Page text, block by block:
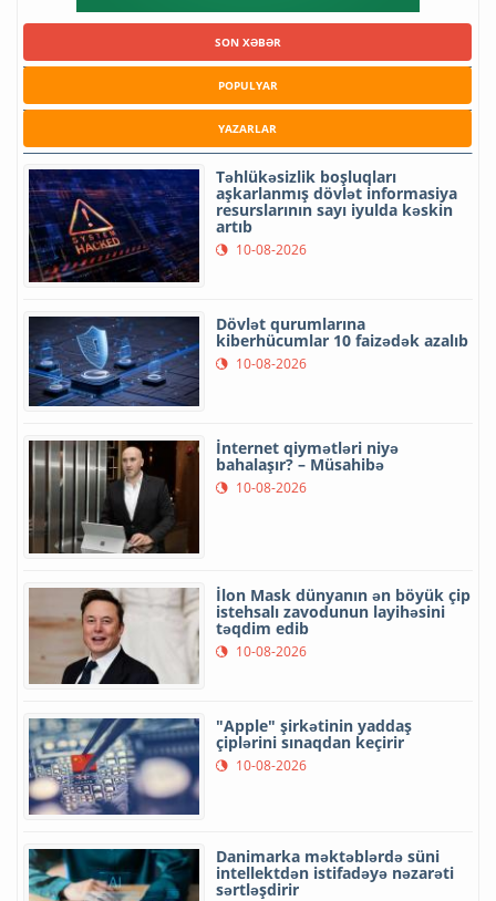
SON XƏBƏR
POPULYAR
YAZARLAR
Təhlükəsizlik boşluqları
aşkarlanmış dövlət informasiya
resurslarının sayı iyulda kəskin
artıb
10-08-2026
Dövlət qurumlarına
kiberhücumlar 10 faizədək azalıb
10-08-2026
İnternet qiymətləri niyə
bahalaşır? – Müsahibə
10-08-2026
İlon Mask dünyanın ən böyük çip
istehsalı zavodunun layihəsini
təqdim edib
10-08-2026
"Apple" şirkətinin yaddaş
çiplərini sınaqdan keçirir
10-08-2026
Danimarka məktəblərdə süni
intellektdən istifadəyə nəzarəti
sərtləşdirir